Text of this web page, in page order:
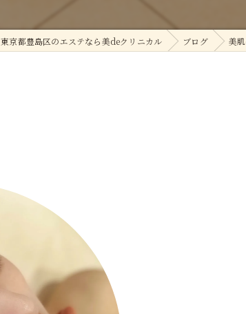
東京都豊島区のエステなら美deクリニカル ブログ 美